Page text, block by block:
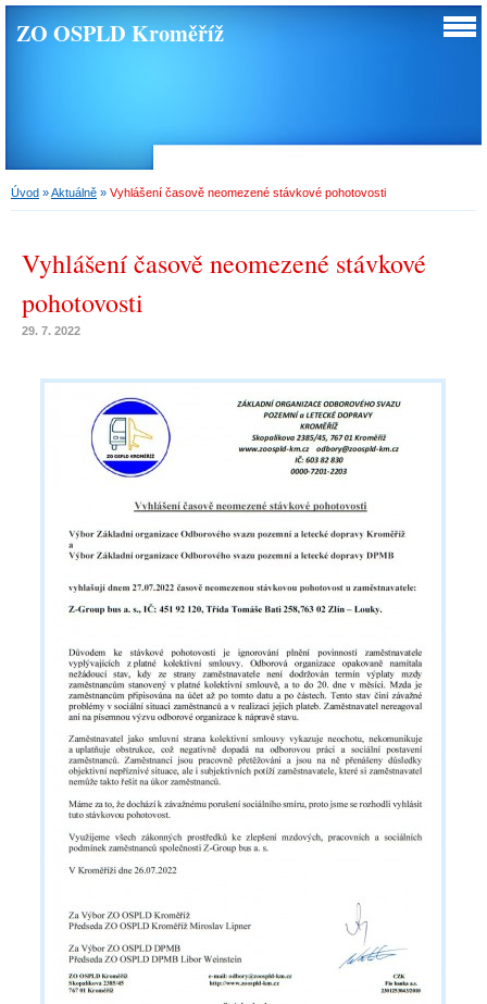
ZO OSPLD Kroměříž
Úvod »Aktuálně » Vyhlášení časově neomezené stávkové pohotovosti
Vyhlášení časově neomezené stávkové
pohotovosti
29. 7. 2022